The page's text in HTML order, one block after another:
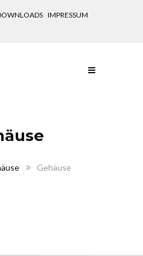
IMPRESSUM
Gehäuse